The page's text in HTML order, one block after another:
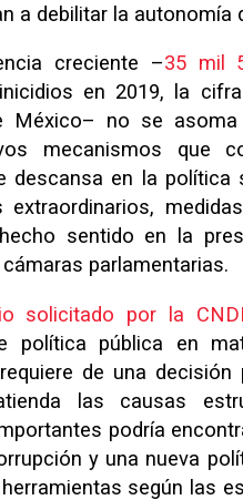
a debilitar la autonomía
creciente –35 mil
en 2019, la
México– no se asoma
mecanismos que
descansa en la política
sentido en la
parlamentarias.
solicitado por la
política pública en
de una
las causas
podría
y una nueva
según las